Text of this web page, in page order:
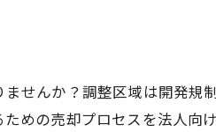
せんか？調整区域は開発規
めの売却プロセスを法人向